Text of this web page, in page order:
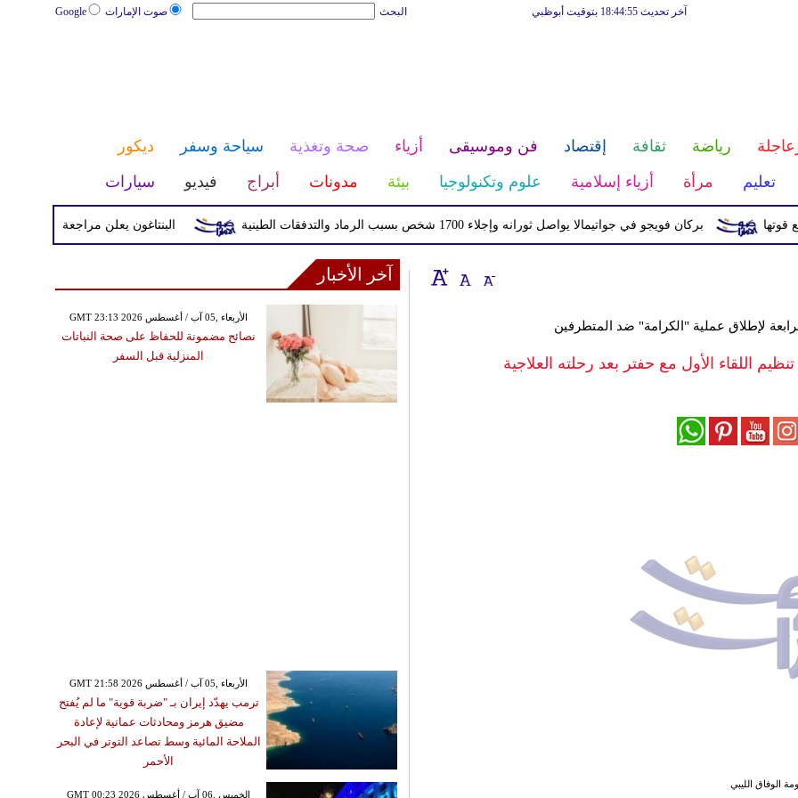
صوت الإمارات Google البحث آخر تحديث 18:44:55 بتوقيت أبوظبي
رياضة ثقافة إقتصاد فن وموسيقى أزياء صحة وتغذية سياحة وسفر
ديكور
تعليم
مرأة أزياء إسلامية علوم وتكنولوجيا بيئة مدونات أبراج فيديو سيارات
البنتاغون يعلن مراجعة التواجد بركان فويجو في جواتيمالا يواصل ثورانه وإجلاء 1700 شخص بسبب الرماد والتدفقات الطينية
لإطلاق عملية "الكرامة" ضد المتطرفين
اللقاء الأول مع حفتر بعد رحلته العلاجية
الوفاق الليبي
آخر الأخبار
GMT 23:13 2026 الأربعاء ,05 آب / أغسطس
نصائح مضمونة للحفاظ على صحة النباتات
المنزلية قبل السفر
GMT 21:58 2026 الأربعاء ,05 آب / أغسطس
ترمب يهدّد إيران بـ "ضربة قوية" ما لم يُفتح
مضيق هرمز ومحادثات عمانية لإعادة
الملاحة المائية وسط تصاعد التوتر في البحر
الأحمر
GMT 00:23 2026 الخميس ,06 آب / أغسطس